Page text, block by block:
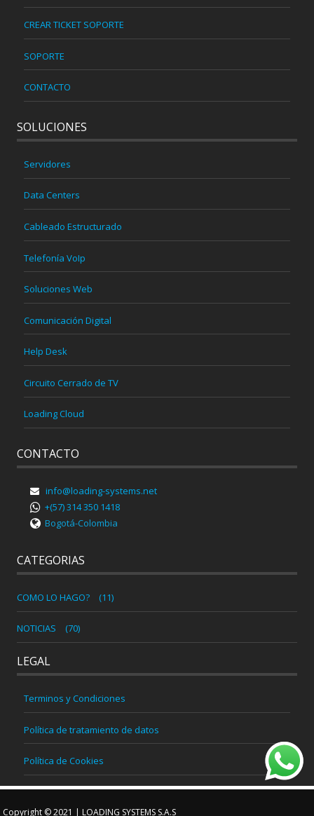
CREAR TICKET SOPORTE
SOPORTE
CONTACTO
SOLUCIONES
Servidores
Data Centers
Cableado Estructurado
Telefonía VoIp
Soluciones Web
Comunicación Digital
Help Desk
Circuito Cerrado de TV
Loading Cloud
CONTACTO
info@loading-systems.net
+(57) 314 350 1418
Bogotá-Colombia
CATEGORIAS
COMO LO HAGO? (11)
NOTICIAS (70)
LEGAL
Terminos y Condiciones
Política de tratamiento de datos
Política de Cookies
Copyright © 2021 | LOADING SYSTEMS S.A.S